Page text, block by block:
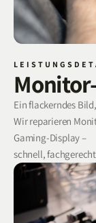
Ein flackerndes
Wir reparieren
Gaming-Display –
schnell,